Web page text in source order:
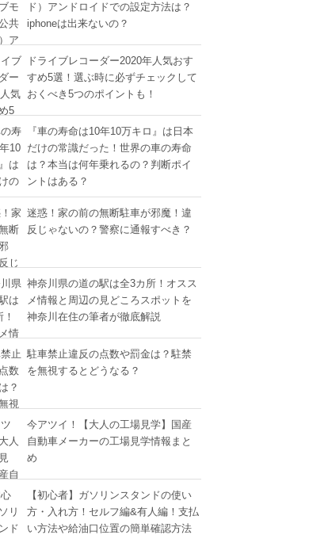
ド）アンドロイドでの設定方法は？
iphoneは出来ないの？
ドライブレコーダー2020年人気おす
すめ5選！選ぶ時に必ずチェックして
おくべき5つのポイントも！
『車の寿命は10年10万キロ』は日本
だけの常識だった！世界の車の寿命
は？本当は何年乗れるの？判断ポイ
ントはある？
迷惑！家の前の無断駐車が邪魔！違
反じゃないの？警察に通報すべき？
神奈川県の道の駅は全3カ所！オスス
メ情報と周辺の見どころスポットを
神奈川在住の筆者が徹底解説
駐車禁止違反の点数や罰金は？駐禁
を無視するとどうなる？
今アツイ！【大人の工場見学】国産
自動車メーカーの工場見学情報まと
め
【初心者】ガソリンスタンドの使い
方・入れ方！セルフ編&有人編！支払
い方法や給油口位置の簡単確認方法